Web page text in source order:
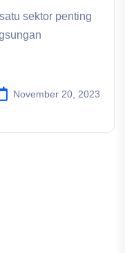
sektor penting
November 20, 2023